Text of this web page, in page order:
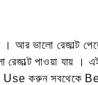
ভালো রেজাল্ট
রেজাল্ট পাওয়া
করুন সবথেকে